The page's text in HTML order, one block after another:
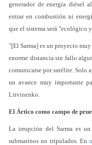
generador de energía diésel
entrar en combustión ni
que el sistema será "ecológico
"[El Sarma] es un proyecto
enorme distancia sin fallo
comunicarse por satélite. Solo
un avance muy importante
Litvinenko.
El Ártico como campo de
La irrupción del Sarma es
submarinos no tripulados. En